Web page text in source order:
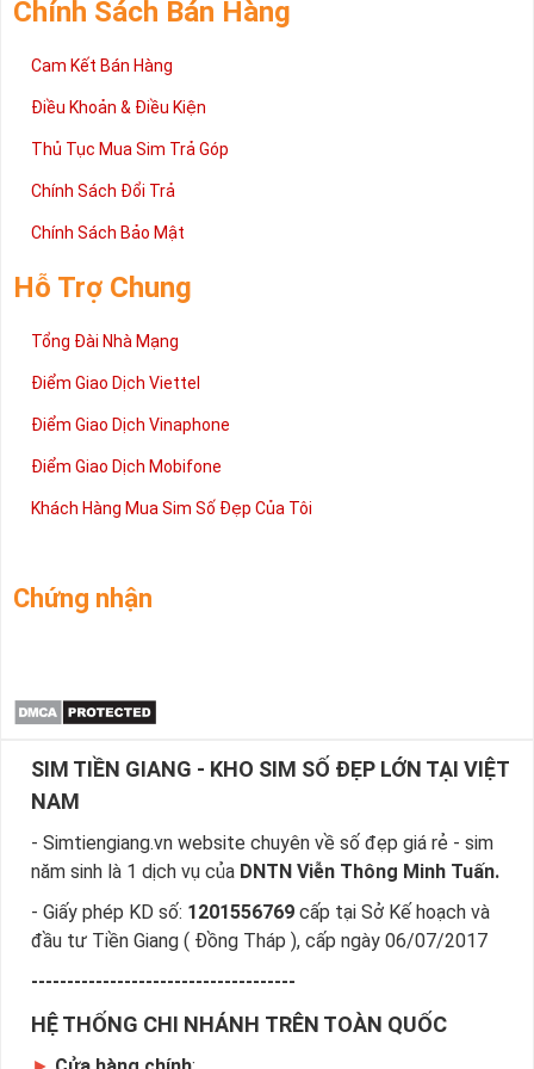
Chính Sách Bán Hàng
Cam Kết Bán Hàng
Điều Khoản & Điều Kiện
Thủ Tục Mua Sim Trả Góp
Chính Sách Đổi Trả
Chính Sách Bảo Mật
Hỗ Trợ Chung
Tổng Đài Nhà Mạng
Điểm Giao Dịch Viettel
Điểm Giao Dịch Vinaphone
Điểm Giao Dịch Mobifone
Khách Hàng Mua Sim Số Đẹp Của Tôi
Chứng nhận
SIM TIỀN GIANG - KHO SIM SỐ ĐẸP LỚN TẠI VIỆT
NAM
- Simtiengiang.vn website chuyên về số đẹp giá rẻ - sim
năm sinh là 1 dịch vụ của DNTN Viễn Thông Minh Tuấn.
- Giấy phép KD số: 1201556769 cấp tại Sở Kế hoạch và
đầu tư Tiền Giang ( Đồng Tháp ), cấp ngày 06/07/2017
-------------------------------------
HỆ THỐNG CHI NHÁNH TRÊN TOÀN QUỐC